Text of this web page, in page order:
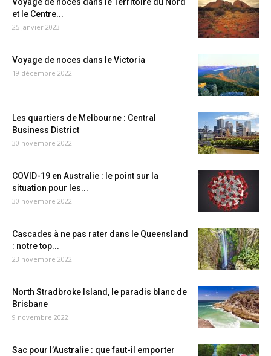
et le Centre...
25 janvier 2023
Voyage de noces dans le Victoria
19 décembre 2022
Les quartiers de Melbourne : Central
Business District
30 novembre 2022
COVID-19 en Australie : le point sur la
situation pour les...
30 novembre 2022
Cascades à ne pas rater dans le Queensland
: notre top...
23 novembre 2022
North Stradbroke Island, le paradis blanc de
Brisbane
9 novembre 2022
Sac pour l’Australie : que faut-il emporter